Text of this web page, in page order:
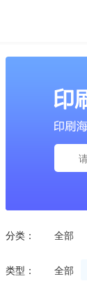
分类： 全部
类型： 全部